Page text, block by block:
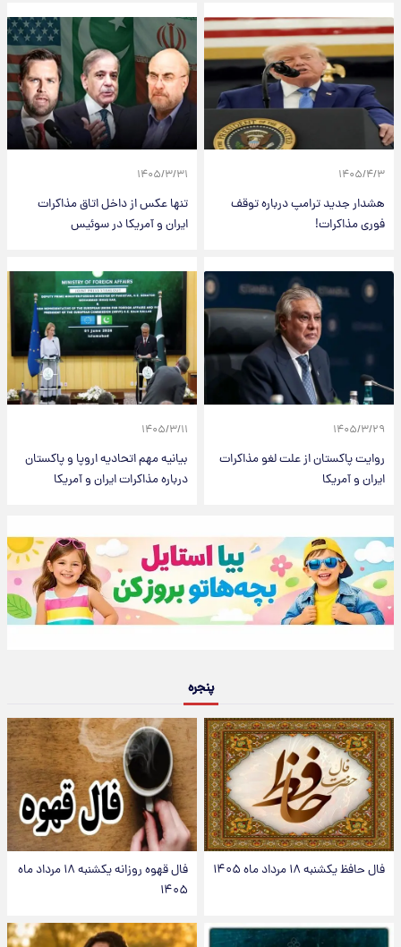
۱۴۰۵/۴/۳
هشدار جدید ترامپ درباره توقف
فوری مذاکرات!
۱۴۰۵/۳/۳۱
تنها عکس از داخل اتاق مذاکرات
ایران و آمریکا در سوئیس
۱۴۰۵/۳/۲۹
روایت پاکستان از علت لغو مذاکرات
ایران و آمریکا
۱۴۰۵/۳/۱۱
بیانیه مهم اتحادیه اروپا و پاکستان
درباره مذاکرات ایران و آمریکا
پنجره
فال حافظ یکشنبه ۱۸ مرداد ماه ۱۴۰۵
فال قهوه روزانه یکشنبه ۱۸ مرداد ماه
۱۴۰۵